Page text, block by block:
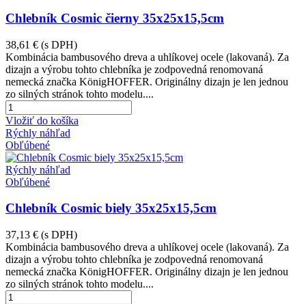
Chlebník Cosmic čierny 35x25x15,5cm
38,61 € (s DPH)
Kombinácia bambusového dreva a uhlíkovej ocele (lakovaná). Za
dizajn a výrobu tohto chlebníka je zodpovedná renomovaná
nemecká značka KönigHOFFER. Originálny dizajn je len jednou
zo silných stránok tohto modelu....
Vložiť do košíka
Rýchly náhľad
Obľúbené
Rýchly náhľad
Obľúbené
Chlebník Cosmic biely 35x25x15,5cm
37,13 € (s DPH)
Kombinácia bambusového dreva a uhlíkovej ocele (lakovaná). Za
dizajn a výrobu tohto chlebníka je zodpovedná renomovaná
nemecká značka KönigHOFFER. Originálny dizajn je len jednou
zo silných stránok tohto modelu....